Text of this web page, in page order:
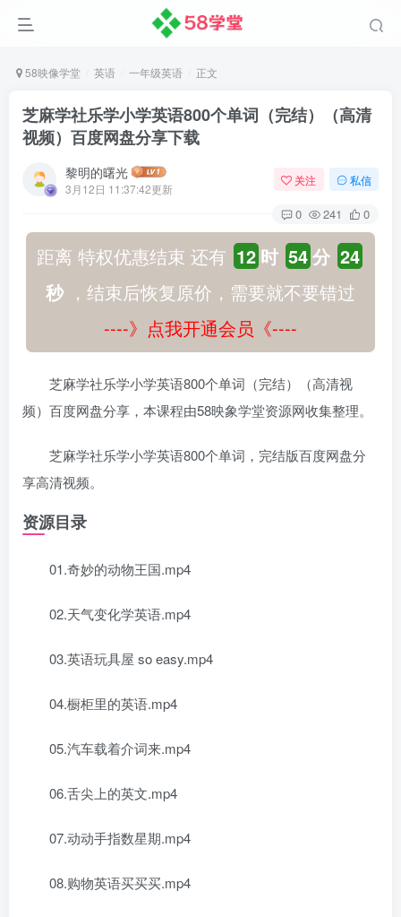
58映像学堂 英语 一年级英语 正文
芝麻学社乐学小学英语800个单词（完结）（高清
视频）百度网盘分享下载
黎明的曙光
3月12日 11:37:42更新
关注 私信
0 241 0
距离 特权优惠结束 还有 12 时 54分 24
秒，结束后恢复原价，需要就不要错过
----》点我开通会员《----
芝麻学社乐学小学英语800个单词（完结）（高清视
频）百度网盘分享，本课程由58映象学堂资源网收集整理。
芝麻学社乐学小学英语800个单词，完结版百度网盘分
享高清视频。
资源目录
01.奇妙的动物王国.mp4
02.天气变化学英语.mp4
03.英语玩具屋 so easy.mp4
04.橱柜里的英语.mp4
05.汽车载着介词来.mp4
06.舌尖上的英文.mp4
07.动动手指数星期.mp4
08.购物英语买买买.mp4